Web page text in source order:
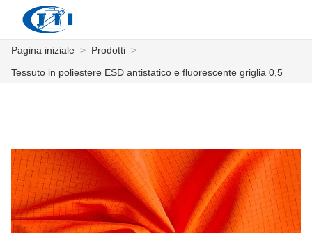
PRODOTTI
PERSONALIZZAZIONE
CHI SIAMO
العربية česky
Pagina iniziale > Prodotti >
Tessuto in poliestere ESD antistatico e fluorescente griglia 0,5